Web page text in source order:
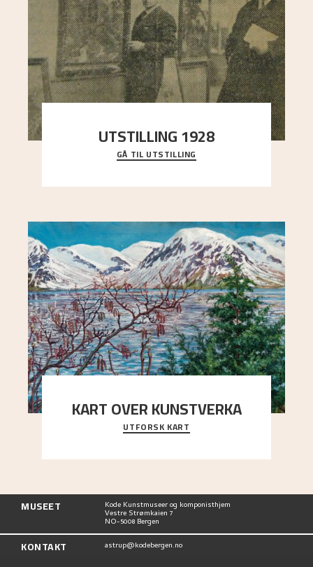
UTSTILLING 1928
Då Astrup døydde i 1928, tok vennene Moritz
Kaland og Simon Thorbjørnsen initiativ til å
GÅ TIL UTSTILLING
KART OVER KUNSTVERKA
Utforsk stedene og utsiktene i Astrups malerier
UTFORSK KART
MUSEET Kode Kunstmuseer og komponisthjem
Vestre Strømkaien 7
NO-5008 Bergen
KONTAKT astrup@kodebergen.no